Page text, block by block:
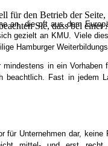
an, die oft aus dem
gezielt an KMU. Viele
Hamburger
in ein
beachtlich. Fast in jedem
für Unternehmen dar, keine
für den Betrieb der
Sie, dass bei